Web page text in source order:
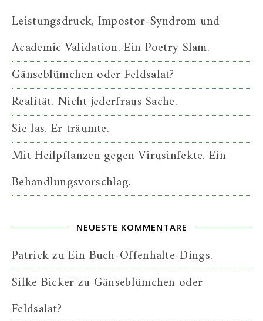
Leistungsdruck, Impostor-Syndrom und
Academic Validation. Ein Poetry Slam.
Gänseblümchen oder Feldsalat?
Realität. Nicht jederfraus Sache.
Sie las. Er träumte.
Mit Heilpflanzen gegen Virusinfekte. Ein
Behandlungsvorschlag.
NEUESTE KOMMENTARE
PatrickzuEin Buch-Offenhalte-Dings.
Silke Bickerzu Gänseblümchen oder
Feldsalat?